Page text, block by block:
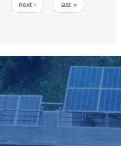
next › last »